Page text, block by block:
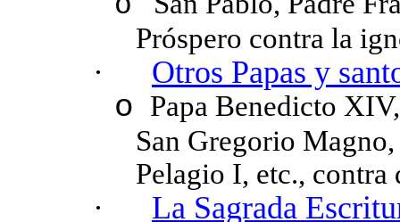
Próspero contra la
· Otros Papas y
o Papa Benedicto
San Gregorio Magno,
Pelagio I, etc.,
·
La Sagrada